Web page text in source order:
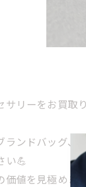
サリーをお買
ンドバッグ、
い💪
値を見極めます